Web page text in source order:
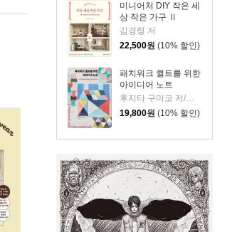
미니어처 DIY 작은 세
상 작은 가구 Ⅱ
김경령 저
22,500원 (10% 할인)
패치워크 퀼트를 위한
아이디어 노트
후지타 구미코 저/김한나 역
19,800원 (10% 할인)